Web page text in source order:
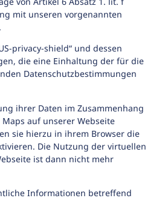
mit unseren vorgenannten
privacy-shield“ und dessen
die eine Einhaltung der für die
Datenschutzbestimmungen
ihrer Daten im Zusammenhang
auf unserer Webseite
sie hierzu in ihrem Browser die
Die Nutzung der virtuellen
ist dann nicht mehr
Informationen betreffend